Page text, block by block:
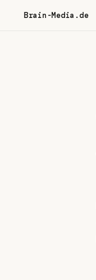
Brain-Media.de